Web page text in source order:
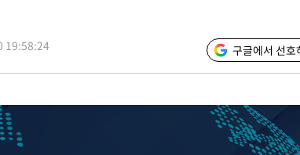
잠기고 담벼락 붕괴
, 닷새 만에 숨진 채 발견
'홈팀' 일본과 한일전
35도' 무더위, 열대야 계속[다음
사과…쇄신의 기회로 삼겠다"
19:58:24 구글에서 선호